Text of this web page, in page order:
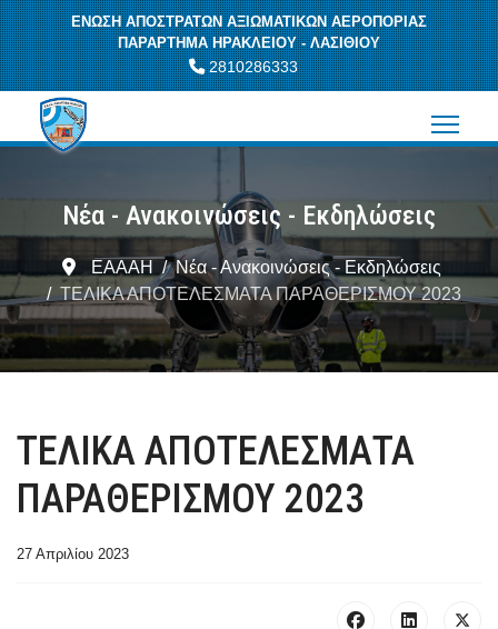
ΕΝΩΣΗ ΑΠΟΣΤΡΑΤΩΝ ΑΞΙΩΜΑΤΙΚΩΝ ΑΕΡΟΠΟΡΙΑΣ
ΠΑΡΑΡΤΗΜΑ ΗΡΑΚΛΕΙΟΥ - ΛΑΣΙΘΙΟΥ
2810286333
Νέα - Ανακοινώσεις - Εκδηλώσεις
ΕΑΑΑΗ
Νέα - Ανακοινώσεις - Εκδηλώσεις
ΤΕΛΙΚΑ ΑΠΟΤΕΛΕΣΜΑΤΑ ΠΑΡΑΘΕΡΙΣΜΟΥ 2023
ΤΕΛΙΚΑ ΑΠΟΤΕΛΕΣΜΑΤΑ
ΠΑΡΑΘΕΡΙΣΜΟΥ 2023
27 Απριλίου 2023